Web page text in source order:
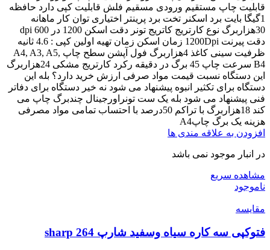
قابلیت چاپ مستقیم ورودی مسقیم فلش قابلیت کپی دارد حافظه
1گیگا بایت برد اسکنر تخت برد پرینتر اختیاری توان کار ماهانه
30هزاربرگ نوع کارتریج کاتریج تونر دقت اسکن 1200 در 600 dpi
دقت پیرنت 1200Dpi زمان اسکن زمان تهیه اولین کپی : 4.6 ثانیه
ظرفیت سینی کاغذ 4هزاربرگ فول آپشن سطح چاپ A4, A3, A5,
B4 سرعت چاپ 45 برگ در دقیقه رکرد کارتریج مشکی 24هزاربرگ
این دستگاه نسبت قیمت مواد صرفی ارزش خرید دارد؟ بله این
دستگاه برای تکثیر انبوه پیشنهاد می شود نه خیر دستگاه برای دفاتر
فنی پیشنهاد می شود بله یک ست تونراورجینال چندبرگ چاپ می
کند 18هزاربرگ با تراکم 50درصد با احتساب تمامی مواد مصرفی
هزینه یک برگ چاپA4
افزودن به علاقه مندی ها
در انبار موجود نمی باشد
مشاهده سریع
ناموجود
مقایسه
فتوکپی سه کاره سیاه وسفید شارپ sharp 264